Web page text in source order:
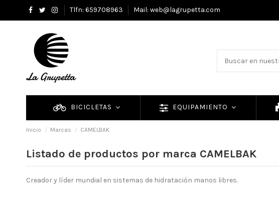
Tlfn: 659708963 Mail: web@lagrupetta.com
BICICLETAS EQUIPAMIENTO
Inicio Marcas CAMELBAK
Listado de productos por marca CAMELBAK
Creador y líder mundial en sistemas de hidratación manos libres.